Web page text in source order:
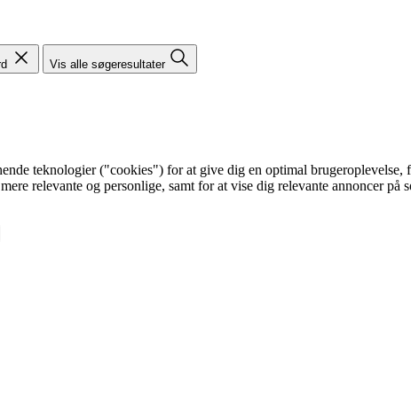
Vis alle søgeresultater
teknologier ("cookies") for at give dig en optimal
relevante og personlige, samt for at vise dig relevante annoncer